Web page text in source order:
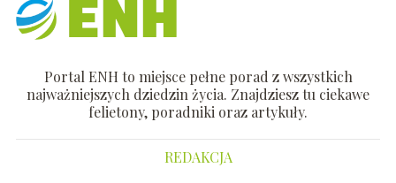
Portal ENH to miejsce pełne porad z wszystkich
najważniejszych dziedzin życia. Znajdziesz tu ciekawe
felietony, poradniki oraz artykuły.
REDAKCJA